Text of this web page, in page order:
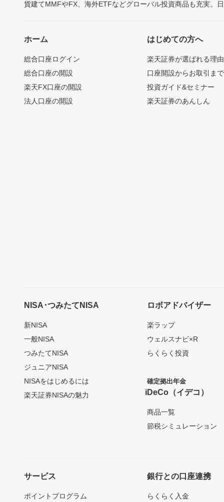
貨建てMMFやFX、海外ETFなどグローバル投資商品も充実。
ホーム
総合口座ログイン
総合口座の開設
楽天FX口座の開設
法人口座の開設
はじめての方へ
楽天証券が選ばれる理由
口座開設からお取引ま
投資ガイド&セミナー
楽天証券のあんしん
NISA･つみたてNISA
新NISA
一般NISA
つみたてNISA
ジュニアNISA
NISAをはじめるには
楽天証券NISAの魅力
ロボアドバイザー
楽ラップ
ウェルスナビ×R
らくらく投資
確定拠出年金
iDeCo（イデコ）
商品一覧
節税シミュレーション
サービス
ポイントプログラム
銀行との口座連携
らくらく入金